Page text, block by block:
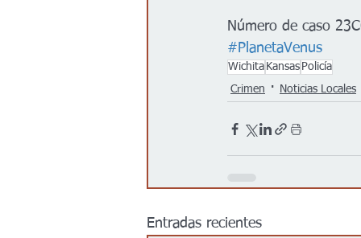
Número de caso
#PlanetaVenus
Wichita Kansas Policía
Crimen
Noticias Locales
Entradas recientes